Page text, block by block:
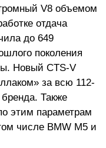
V8 объемом
отдача
до 649
поколения
Новый CTS-V
за всю 112-
Также
этим параметрам
числе BMW M5 и